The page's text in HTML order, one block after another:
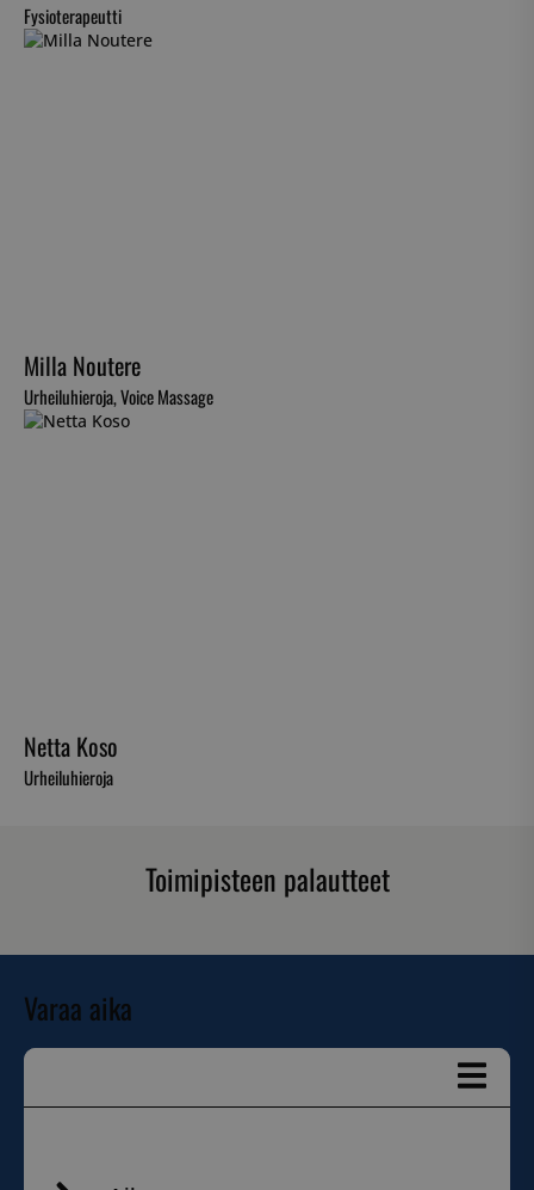
Fysioterapeutti
Milla Noutere
Urheiluhieroja, Voice Massage
Netta Koso
Urheiluhieroja
Toimipisteen palautteet
Varaa aika